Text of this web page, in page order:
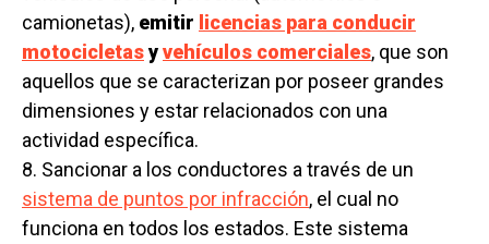
camionetas), emitir licencias para conducir
motocicletasyvehículos comerciales, que son
aquellos que se caracterizan por poseer grandes
dimensiones y estar relacionados con una
actividad específica.
8. Sancionar a los conductores a través de un
sistema de puntos por infracción, el cual no
funciona en todos los estados. Este sistema